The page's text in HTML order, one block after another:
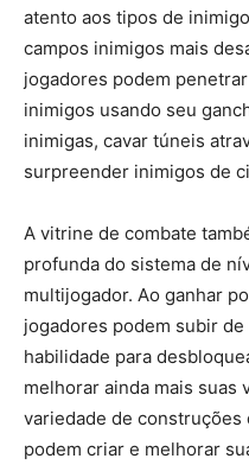
atento aos tipos de
campos inimigos mais
jogadores podem
inimigos usando seu
inimigas, cavar túneis
surpreender inimigos de
A vitrine de combate
profunda do sistema de
multijogador. Ao ganhar
jogadores podem subir
habilidade para
melhorar ainda mais suas
variedade de
podem criar e melhorar